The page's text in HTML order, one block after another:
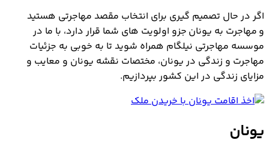
اگر در حال تصمیم گیری برای انتخاب مقصد مهاجرتی هستید
و مهاجرت به یونان جزو اولویت های شما قرار دارد، با ما در
موسسه مهاجرتی نیلگام همراه شوید تا به خوبی به جزئیات
مهاجرت و زندگی در یونان، مختصات نقشه یونان و معایب و
مزایای زندگی در این کشور بپردازیم.
یونان